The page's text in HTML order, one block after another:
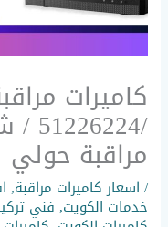
كاميرات
/
مراقبة حولي
/ اسعار كاميرات مراقبة,
خدمات الكويت, فني